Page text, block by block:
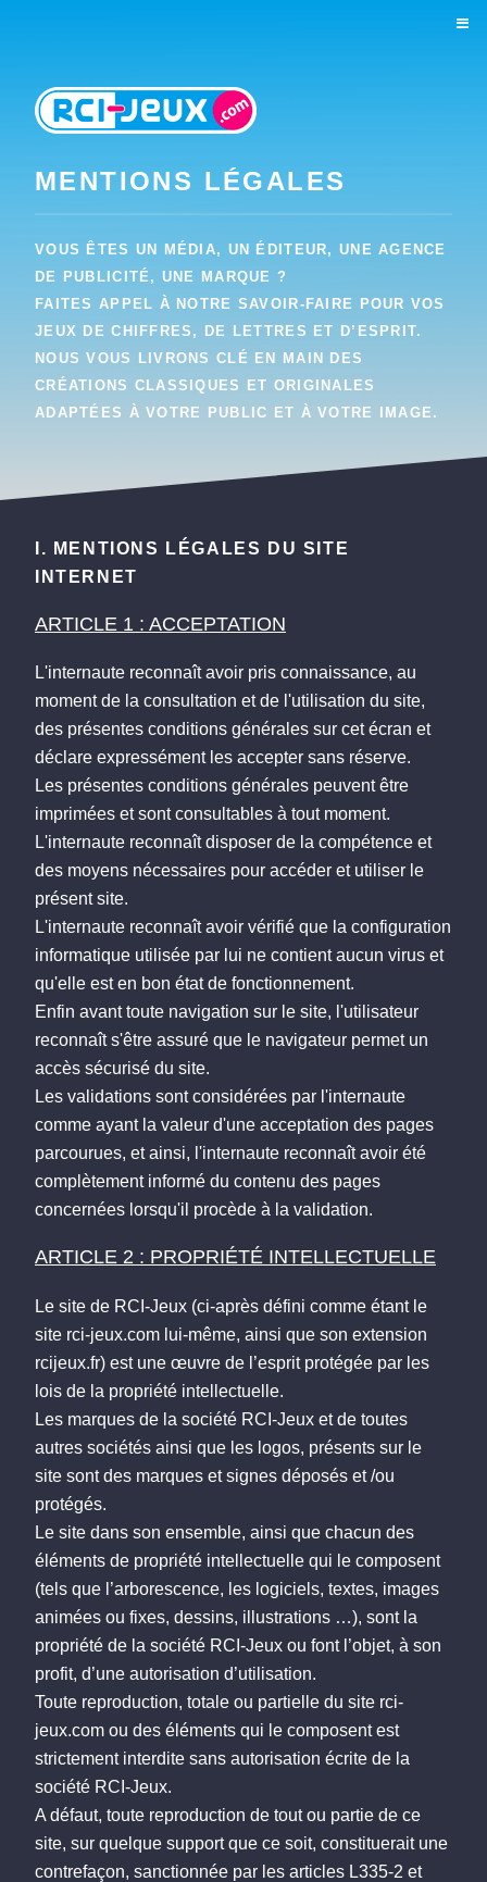
MENTIONS LÉGALES
VOUS ÊTES UN MÉDIA, UN ÉDITEUR, UNE AGENCE
DE PUBLICITÉ, UNE MARQUE ?
FAITES APPEL À NOTRE SAVOIR-FAIRE POUR VOS
JEUX DE CHIFFRES, DE LETTRES ET D’ESPRIT.
NOUS VOUS LIVRONS CLÉ EN MAIN DES
CRÉATIONS CLASSIQUES ET ORIGINALES
ADAPTÉES À VOTRE PUBLIC ET À VOTRE IMAGE.
I. MENTIONS LÉGALES DU SITE
INTERNET
ARTICLE 1 : ACCEPTATION
L'internaute reconnaît avoir pris connaissance, au
moment de la consultation et de l'utilisation du site,
des présentes conditions générales sur cet écran et
déclare expressément les accepter sans réserve.
Les présentes conditions générales peuvent être
imprimées et sont consultables à tout moment.
L'internaute reconnaît disposer de la compétence et
des moyens nécessaires pour accéder et utiliser le
présent site.
L'internaute reconnaît avoir vérifié que la configuration
informatique utilisée par lui ne contient aucun virus et
qu'elle est en bon état de fonctionnement.
Enfin avant toute navigation sur le site, l'utilisateur
reconnaît s'être assuré que le navigateur permet un
accès sécurisé du site.
Les validations sont considérées par l'internaute
comme ayant la valeur d'une acceptation des pages
parcourues, et ainsi, l'internaute reconnaît avoir été
complètement informé du contenu des pages
concernées lorsqu'il procède à la validation.
ARTICLE 2 : PROPRIÉTÉ INTELLECTUELLE
Le site de RCI-Jeux (ci-après défini comme étant le
site rci-jeux.com lui-même, ainsi que son extension
rcijeux.fr) est une œuvre de l’esprit protégée par les
lois de la propriété intellectuelle.
Les marques de la société RCI-Jeux et de toutes
autres sociétés ainsi que les logos, présents sur le
site sont des marques et signes déposés et /ou
protégés.
Le site dans son ensemble, ainsi que chacun des
éléments de propriété intellectuelle qui le composent
(tels que l’arborescence, les logiciels, textes, images
animées ou fixes, dessins, illustrations …), sont la
propriété de la société RCI-Jeux ou font l’objet, à son
profit, d’une autorisation d’utilisation.
Toute reproduction, totale ou partielle du site rci-
jeux.com ou des éléments qui le composent est
strictement interdite sans autorisation écrite de la
société RCI-Jeux.
A défaut, toute reproduction de tout ou partie de ce
site, sur quelque support que ce soit, constituerait une
contrefaçon, sanctionnée par les articles L335-2 et